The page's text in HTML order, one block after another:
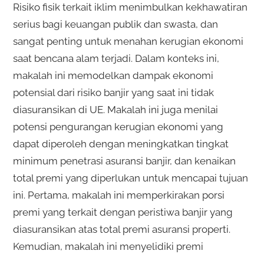
Risiko fisik terkait iklim menimbulkan kekhawatiran
serius bagi keuangan publik dan swasta, dan
sangat penting untuk menahan kerugian ekonomi
saat bencana alam terjadi. Dalam konteks ini,
makalah ini memodelkan dampak ekonomi
potensial dari risiko banjir yang saat ini tidak
diasuransikan di UE. Makalah ini juga menilai
potensi pengurangan kerugian ekonomi yang
dapat diperoleh dengan meningkatkan tingkat
minimum penetrasi asuransi banjir, dan kenaikan
total premi yang diperlukan untuk mencapai tujuan
ini. Pertama, makalah ini memperkirakan porsi
premi yang terkait dengan peristiwa banjir yang
diasuransikan atas total premi asuransi properti.
Kemudian, makalah ini menyelidiki premi